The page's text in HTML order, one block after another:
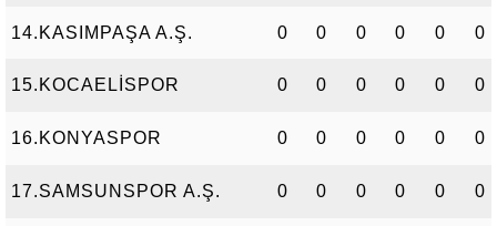
14.KASIMPAŞA A.Ş. 0 0 0 0 0 0
15.KOCAELİSPOR 0 0 0 0 0 0
16.KONYASPOR 0 0 0 0 0 0
17.SAMSUNSPOR A.Ş. 0 0 0 0 0 0